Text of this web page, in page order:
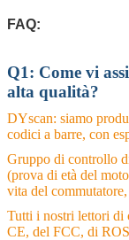
FAQ:
Q1: Come vi
alta qualità?
DYscan: siamo
codici a barre, con
Gruppo di controllo
(prova di età del
vita del
Tutti i nostri lettori di
CE, del FCC, di